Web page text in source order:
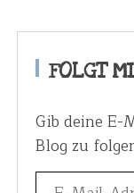
FOLGT
Gib deine E-
Blog zu